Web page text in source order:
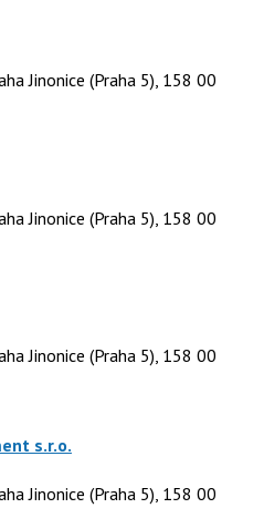
Jinonice (Praha 5), 158 00
Jinonice (Praha 5), 158 00
Jinonice (Praha 5), 158 00
s.r.o.
Jinonice (Praha 5), 158 00